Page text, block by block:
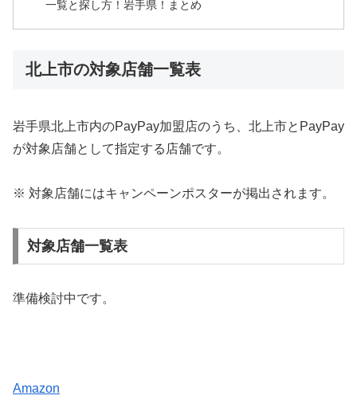
一覧と探し方！岩手県！まとめ
北上市の対象店舗一覧表
岩手県北上市内のPayPay加盟店のうち、北上市とPayPay
が対象店舗として指定する店舗です。
※ 対象店舗にはキャンペーンポスターが掲出されます。
対象店舗一覧表
準備検討中です。
Amazon